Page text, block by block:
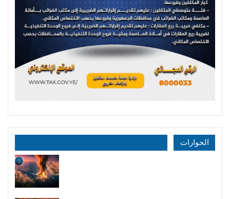
الحوارات